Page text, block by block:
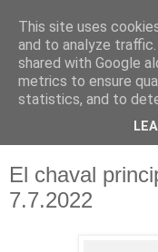
El chaval
7.7.2022
This site uses
and to analyze
shared with Google
metrics to ensure
statistics, and to